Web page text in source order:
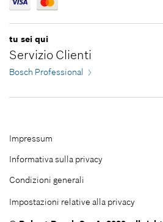
tu sei qui
Servizio Clienti
Bosch Professional
Impressum
Informativa sulla privacy
Condizioni generali
Impostazioni relative alla privacy